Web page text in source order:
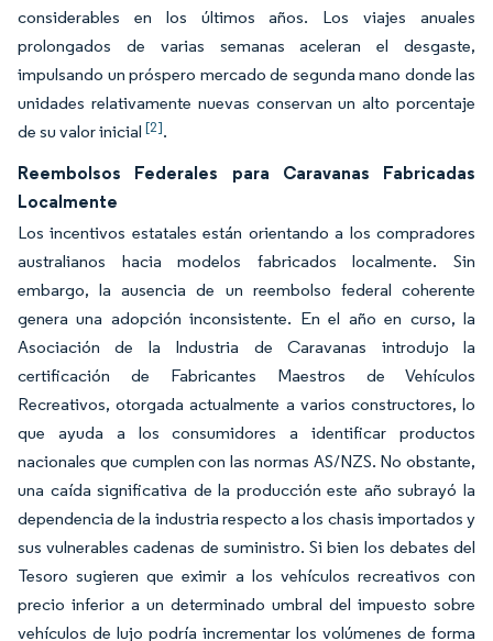
considerables en los últimos años. Los viajes anuales
prolongados de varias semanas aceleran el desgaste,
impulsando un próspero mercado de segunda mano donde las
unidades relativamente nuevas conservan un alto porcentaje
de su valor inicial [2].
Reembolsos Federales para Caravanas Fabricadas
Localmente
Los incentivos estatales están orientando a los compradores
australianos hacia modelos fabricados localmente. Sin
embargo, la ausencia de un reembolso federal coherente
genera una adopción inconsistente. En el año en curso, la
Asociación de la Industria de Caravanas introdujo la
certificación de Fabricantes Maestros de Vehículos
Recreativos, otorgada actualmente a varios constructores, lo
que ayuda a los consumidores a identificar productos
nacionales que cumplen con las normas AS/NZS. No obstante,
una caída significativa de la producción este año subrayó la
dependencia de la industria respecto a los chasis importados y
sus vulnerables cadenas de suministro. Si bien los debates del
Tesoro sugieren que eximir a los vehículos recreativos con
precio inferior a un determinado umbral del impuesto sobre
vehículos de lujo podría incrementar los volúmenes de forma